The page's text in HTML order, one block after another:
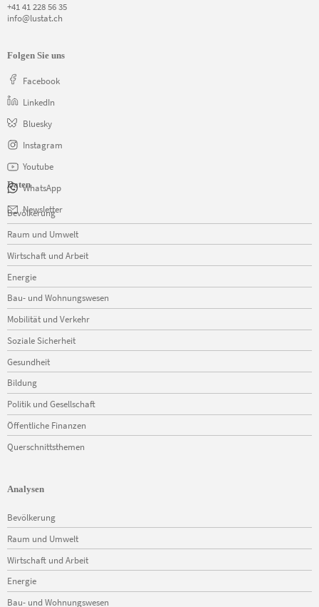
+41 41 228 56 35
info@lustat.ch
Folgen Sie uns
Facebook
LinkedIn
Bluesky
Instagram
Youtube
WhatsApp
Newsletter
Daten
Navigation
überspringen
Bevölkerung
Raum und Umwelt
Wirtschaft und Arbeit
Energie
Bau- und Wohnungswesen
Mobilität und Verkehr
Soziale Sicherheit
Gesundheit
Bildung
Politik und Gesellschaft
Öffentliche Finanzen
Querschnittsthemen
Analysen
Navigation
überspringen
Bevölkerung
Raum und Umwelt
Wirtschaft und Arbeit
Energie
Bau- und Wohnungswesen